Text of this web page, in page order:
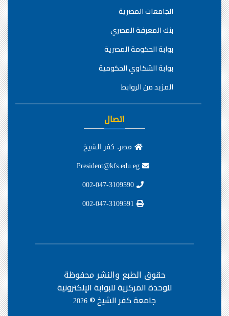
الجامعات المصرية
بنك المعرفة المصري
بوابة الحكومة المصرية
بوابة الشكاوي الحكومية
المزيد من الروابط
اتصال
مصر، كفر الشيخ
حقوق الطبع والنشر محفوظة
للوحدة المركزية للبوابة الإلكترونية
جامعة كفر الشيخ ©2026